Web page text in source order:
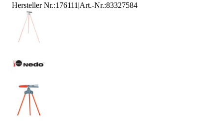
Hersteller Nr.:176111 |Art.-Nr.:83327584